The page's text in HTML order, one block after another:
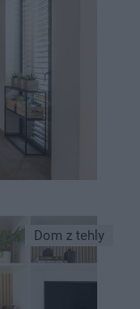
Dom z tehly